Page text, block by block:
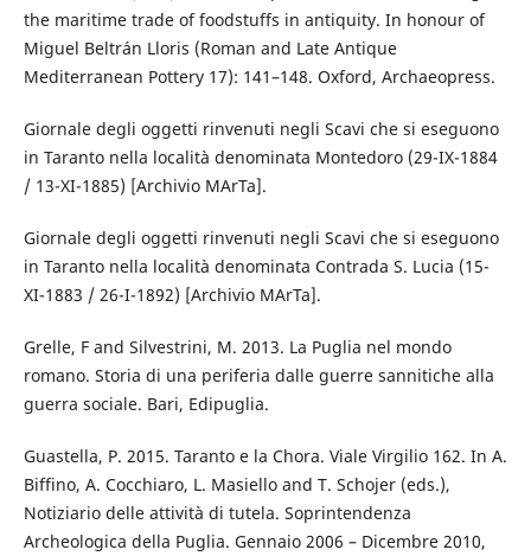
the maritime trade of foodstuffs in antiquity. In honour of
Miguel Beltrán Lloris (Roman and Late Antique
Mediterranean Pottery 17): 141–148. Oxford, Archaeopress.
Giornale degli oggetti rinvenuti negli Scavi che si eseguono
in Taranto nella località denominata Montedoro (29-IX-1884
/ 13-XI-1885) [Archivio MArTa].
Giornale degli oggetti rinvenuti negli Scavi che si eseguono
in Taranto nella località denominata Contrada S. Lucia (15-
XI-1883 / 26-I-1892) [Archivio MArTa].
Grelle, F and Silvestrini, M. 2013. La Puglia nel mondo
romano. Storia di una periferia dalle guerre sannitiche alla
guerra sociale. Bari, Edipuglia.
Guastella, P. 2015. Taranto e la Chora. Viale Virgilio 162. In A.
Biffino, A. Cocchiaro, L. Masiello and T. Schojer (eds.),
Notiziario delle attività di tutela. Soprintendenza
Archeologica della Puglia. Gennaio 2006 – Dicembre 2010,